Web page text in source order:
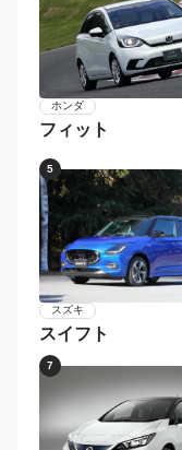
ホンダ
フィット
5
スズキ
スイフト
7